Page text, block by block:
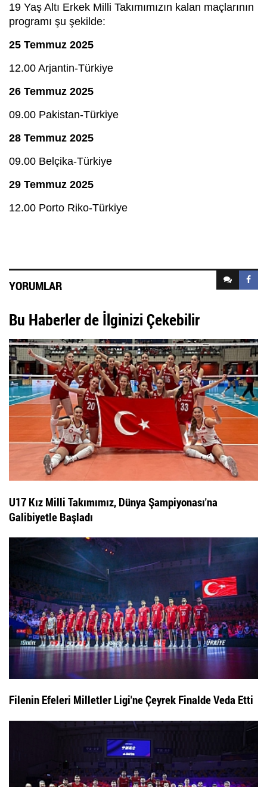
19 Yaş Altı Erkek Milli Takımımızın kalan maçlarının
programı şu şekilde:
25 Temmuz 2025
12.00 Arjantin-Türkiye
26 Temmuz 2025
09.00 Pakistan-Türkiye
28 Temmuz 2025
09.00 Belçika-Türkiye
29 Temmuz 2025
12.00 Porto Riko-Türkiye
YORUMLAR
Bu Haberler de İlginizi Çekebilir
U17 Kız Milli Takımımız, Dünya Şampiyonası'na
Galibiyetle Başladı
Filenin Efeleri Milletler Ligi'ne Çeyrek Finalde Veda Etti